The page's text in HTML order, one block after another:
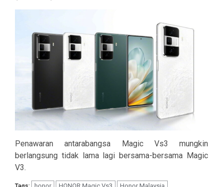
Penawaran antarabangsa Magic Vs3 mungkin
berlangsung tidak lama lagi bersama-bersama Magic
V3.